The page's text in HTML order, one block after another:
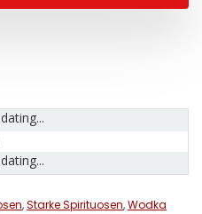
,Starke Spirituosen,Wodka